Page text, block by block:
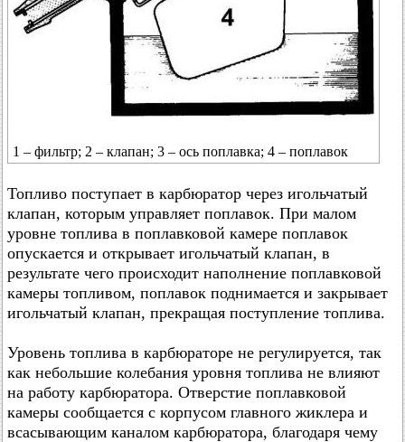
1 – фильтр; 2 – клапан; 3 – ось поплавка; 4 – поплавок
Топливо поступает в карбюратор через игольчатый
клапан, которым управляет поплавок. При малом
уровне топлива в поплавковой камере поплавок
опускается и открывает игольчатый клапан, в
результате чего происходит наполнение поплавковой
камеры топливом, поплавок поднимается и закрывает
игольчатый клапан, прекращая поступление топлива.
Уровень топлива в карбюраторе не регулируется, так
как небольшие колебания уровня топлива не влияют
на работу карбюратора. Отверстие поплавковой
камеры сообщается с корпусом главного жиклера и
всасывающим каналом карбюратора, благодаря чему